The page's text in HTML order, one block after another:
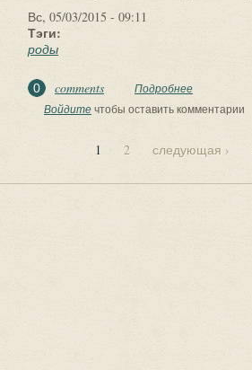
Вс, 05/03/2015 - 09:11
Тэги:
роды
0 comments Подробнее
РОДЫ
Войдитечтобы оставить комментарии
Страницы
1 2 следующая ›